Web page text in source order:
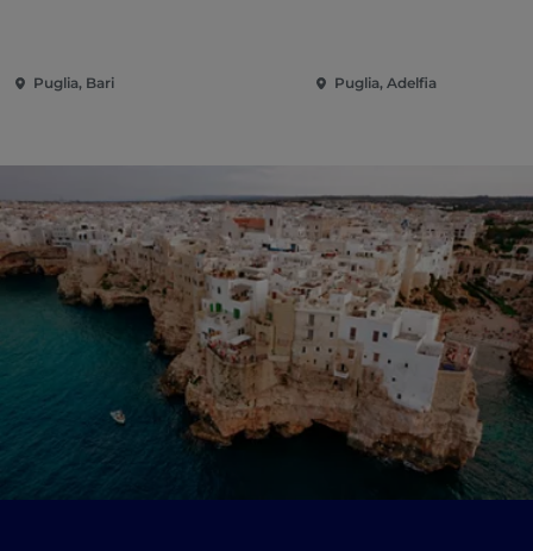
Puglia, Bari Puglia, Adelfia